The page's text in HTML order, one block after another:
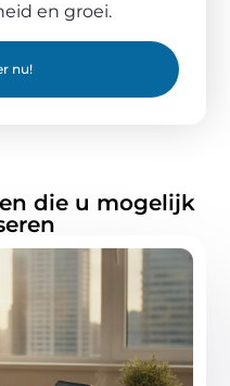
en groei.
nu!
die u mogelijk